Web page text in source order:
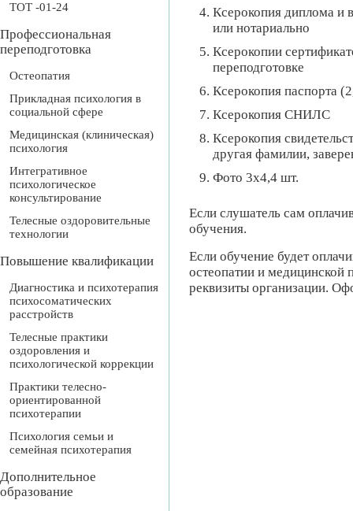
ТОТ -01-24
Профессиональная
переподготовка
Остеопатия
Прикладная психология в
социальной сфере
Медицинская (клиническая)
психология
Интегративное
психологическое
консультирование
Телесные оздоровительные
технологии
Повышение квалификации
Диагностика и психотерапия
психосоматических
расстройств
Телесные практики
оздоровления и
психологической коррекции
Практики телесно-
ориентированной
психотерапии
Психология семьи и
семейная психотерапия
Дополнительное
образование
Ксерокопия диплома и
или нотариально
Ксерокопии
переподготовке
Ксерокопия паспорта
Ксерокопия СНИЛС
Ксерокопия
другая фамилии,
Фото 3х4,4 шт.
Если слушатель сам
обучения.
Если обучение будет
остеопатии и
реквизиты организации.